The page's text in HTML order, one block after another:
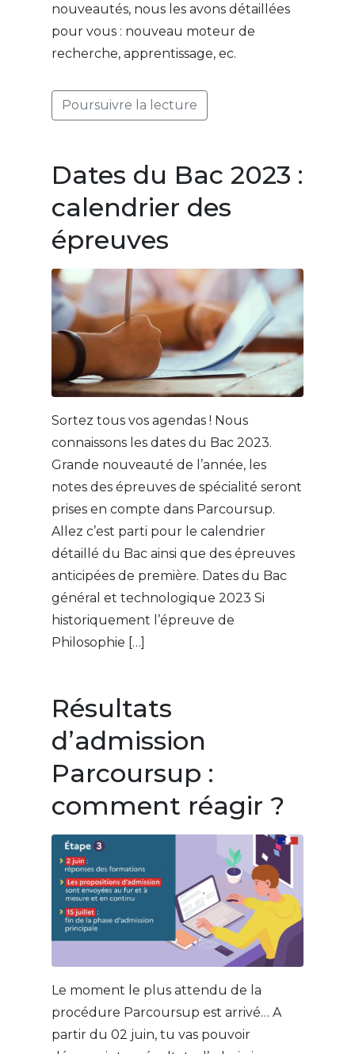
nouveautés, nous les avons détaillées
pour vous : nouveau moteur de
recherche, apprentissage, ec.
Poursuivre la lecture
Dates du Bac 2023 :
calendrier des
épreuves
Sortez tous vos agendas ! Nous
connaissons les dates du Bac 2023.
Grande nouveauté de l’année, les
notes des épreuves de spécialité seront
prises en compte dans Parcoursup.
Allez c’est parti pour le calendrier
détaillé du Bac ainsi que des épreuves
anticipées de première. Dates du Bac
général et technologique 2023 Si
historiquement l’épreuve de
Philosophie […]
Résultats
d’admission
Parcoursup :
comment réagir ?
Le moment le plus attendu de la
procédure Parcoursup est arrivé… A
partir du 02 juin, tu vas pouvoir